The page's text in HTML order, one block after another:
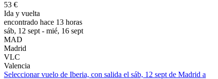
53 €
Ida y vuelta
encontrado hace 13 horas
sáb, 12 sept - mié, 16 sept
MAD
Madrid
VLC
Valencia
Seleccionar vuelo de Iberia, con salida el sáb, 12 sept de Madrid a